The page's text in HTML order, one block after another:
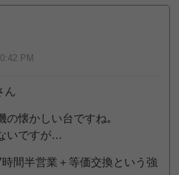
PM
ん
懐かしい台ですね｡
いですが…
間半営業＋等価交換という強